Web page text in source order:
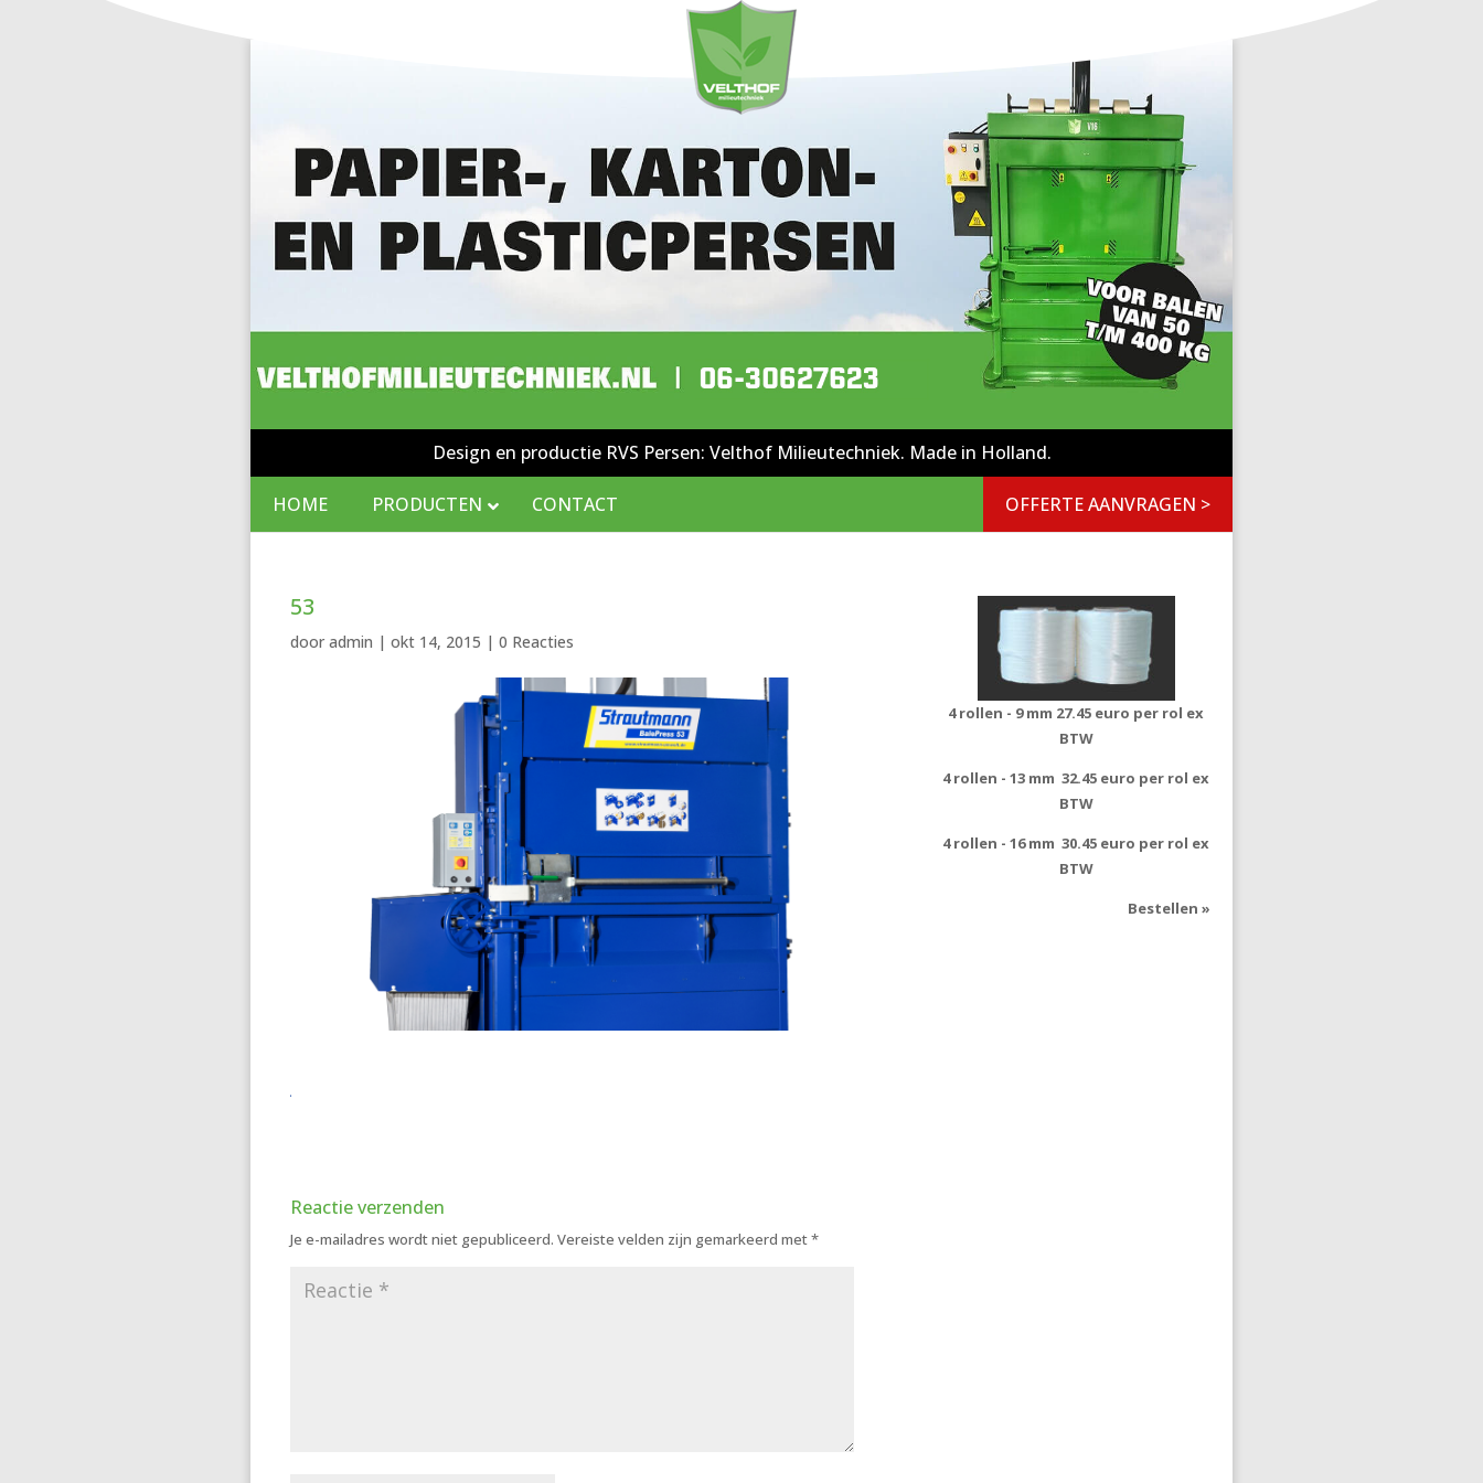
Design en productie RVS Persen: Velthof Milieutechniek. Made in Holland.
HOME PRODUCTEN CONTACT OFFERTE AANVRAGEN >
53
door admin | okt 14, 2015 | 0 Reacties
Reactie verzenden
Je e-mailadres wordt niet gepubliceerd. Vereiste velden zijn gemarkeerd met*
4 rollen - 9 mm 27.45 euro per rol ex
BTW
4 rollen - 13 mm 32.45 euro per rol ex
BTW
4 rollen - 16 mm 30.45 euro per rol ex
BTW
Bestellen »